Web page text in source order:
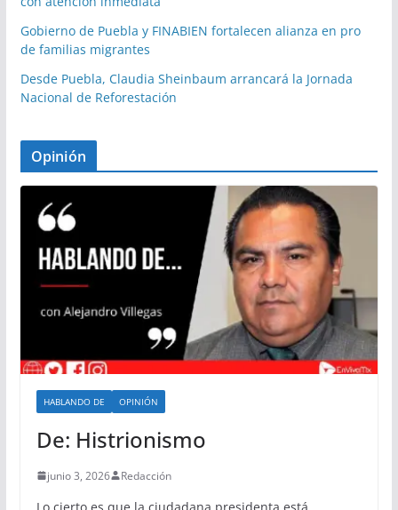
Gobierno de Puebla y FINABIEN fortalecen alianza en pro
de familias migrantes
Desde Puebla, Claudia Sheinbaum arrancará la Jornada
Nacional de Reforestación
Opinión
HABLANDO DE OPINIÓN
De: Histrionismo
junio 3, 2026 Redacción